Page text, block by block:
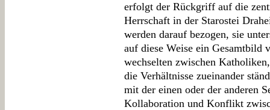
erfolgt der Rückgriff auf die
Herrschaft in der Starostei
werden darauf bezogen, sie
auf diese Weise ein Gesamtbild
wechselten zwischen
die Verhältnisse zueinander
mit der einen oder der anderen
Kollaboration und Konflikt